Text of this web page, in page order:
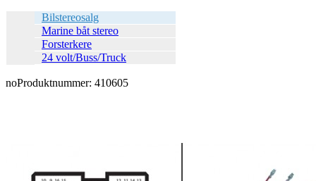
Bilstereosalg
Marine båt stereo
Forsterkere
24 volt/Buss/Truck
noProduktnummer: 410605